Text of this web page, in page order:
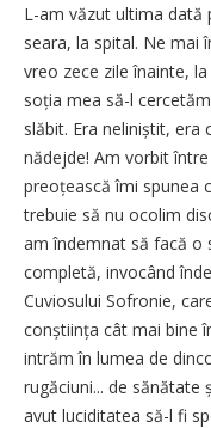
L-am văzut ultima dată
seara, la spital. Ne mai
vreo zece zile înainte,
soția mea să-l
slăbit. Era neliniștit, era
nădejde! Am vorbit
preo­țească îmi spunea
trebuie să nu ocolim
am îndemnat să facă o
completă, invocând
Cuviosului Sofronie,
conștiința cât mai bine
intrăm în lumea de
rugăciuni... de sănătate
avut luciditatea să-l fi